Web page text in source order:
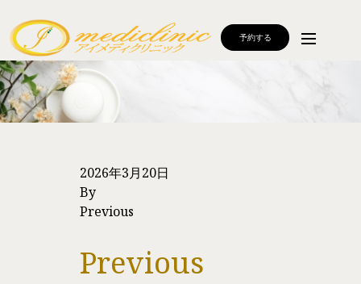
予約する
2026年3月20日
By
Previous
Previous